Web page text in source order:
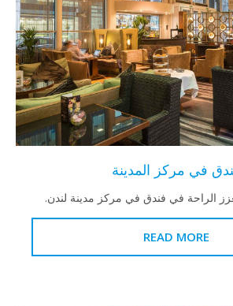
مركز المدينة
في فندق في مركز مدينة لندن.
READ MORE